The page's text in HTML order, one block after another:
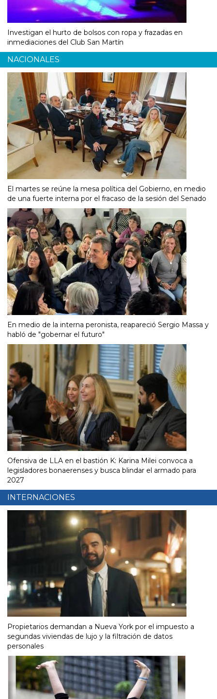
Investigan el hurto de bolsos con ropa y frazadas en
inmediaciones del Club San Martín
NACIONALES
El martes se reúne la mesa política del Gobierno, en medio
de una fuerte interna por el fracaso de la sesión del Senado
En medio de la interna peronista, reapareció Sergio Massa y
habló de "gobernar el futuro"
Ofensiva de LLA en el bastión K: Karina Milei convoca a
legisladores bonaerenses y busca blindar el armado para
2027
INTERNACIONES
Propietarios demandan a Nueva York por el impuesto a
segundas viviendas de lujo y la filtración de datos
personales